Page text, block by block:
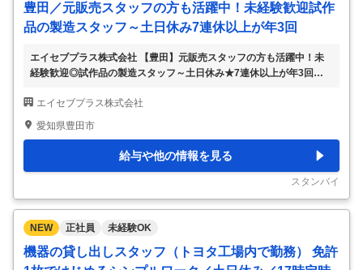
豊田／元販売スタッフの方も活躍中！未経験歓迎試作
品の製造スタッフ～土日休み7連休以上が年3回
エイセブプラス株式会社 【豊田】元販売スタッフの方も活躍中！未
経験歓迎◎試作品の製造スタッフ～土日休み★7連休以上が年3回
試作品の製造スタッフ～土日休み★7連休以上が年3回 【具体的な仕
事内容】 ★未経験歓迎◎コツコツとした作業が得意な方、チームワ
や転職回数、ブランク期間も問いません！元コンビニ店員、販売スタ
ッフ、事務職など、製造現場が初めてという方でも活躍をしています
★ トヨタグループのデンソー工場内で、 次世代ハイブリッド車に使
用される『パワー半導体』の試作を担当す…
エイセブプラス株式会社
愛知県豊田市
給与や他の情報を見る
スタンバイ
NEW 正社員 未経験OK
機器の貸し出しスタッフ（トヨタ工場内で勤務） 免許